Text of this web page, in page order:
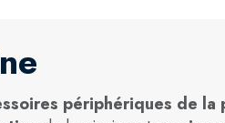
périphériques de la